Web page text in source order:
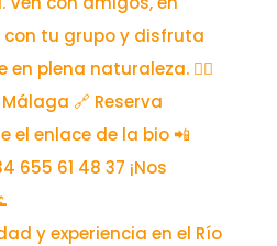
y experiencia en el Río